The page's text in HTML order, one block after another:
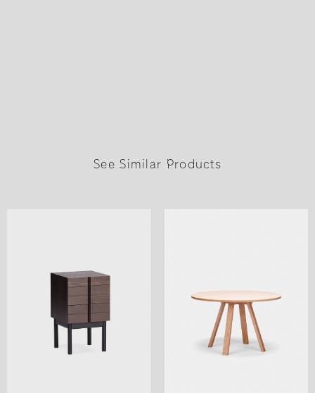
See Similar Products